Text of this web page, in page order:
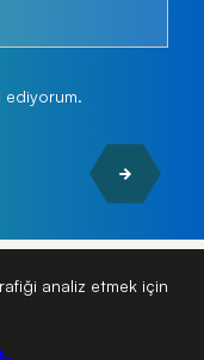
ediyorum.
Saklıdır
analiz etmek için